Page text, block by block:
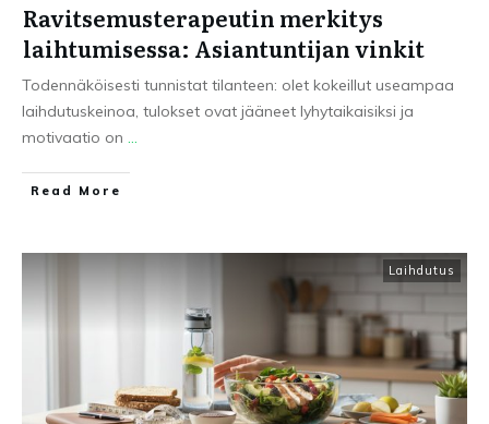
Ravitsemusterapeutin merkitys
laihtumisessa: Asiantuntijan vinkit
Todennäköisesti tunnistat tilanteen: olet kokeillut useampaa
laihdutuskeinoa, tulokset ovat jääneet lyhytaikaisiksi ja
motivaatio on ...
Read More
Laihdutus